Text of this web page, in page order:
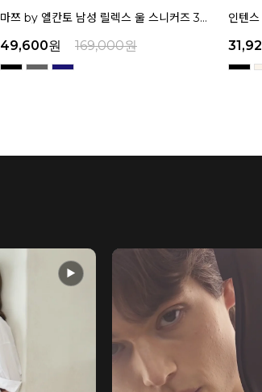
인텐스 by 엘칸토 여성 피치 리본 메리제인 3.5cm LCWD96I613
31,920원 169,000원
▶